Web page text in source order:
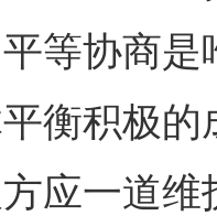
等协商
衡积极
应一道